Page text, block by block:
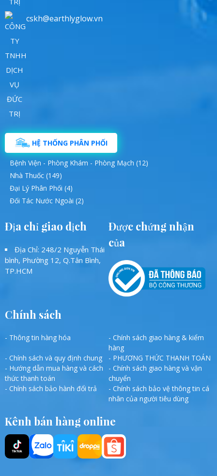
cskh@earthlyglow.vn
HỆ THỐNG PHÂN PHỐI
Bệnh Viện - Phòng Khám - Phòng Mạch (12)
Nhà Thuốc (149)
Đại Lý Phân Phối (4)
Đối Tác Nước Ngoài (2)
Địa chỉ giao dịch
Địa Chỉ: 248/2 Nguyễn Thái
bình, Phường 12, Q.Tân Bình,
TP.HCM
Được chứng nhận
của
Chính sách
- Thông tin hàng hóa
- Chính sách giao hàng & kiểm
hàng
- Chính sách và quy định chung
- PHƯƠNG THỨC THANH TOÁN
- Hướng dẫn mua hàng và cách
thức thanh toán
- Chính sách giao hàng và vận
chuyển
- Chính sách bảo hành đổi trả
- Chính sách bảo vệ thông tin cá
nhân của người tiêu dùng
Kênh bán hàng online